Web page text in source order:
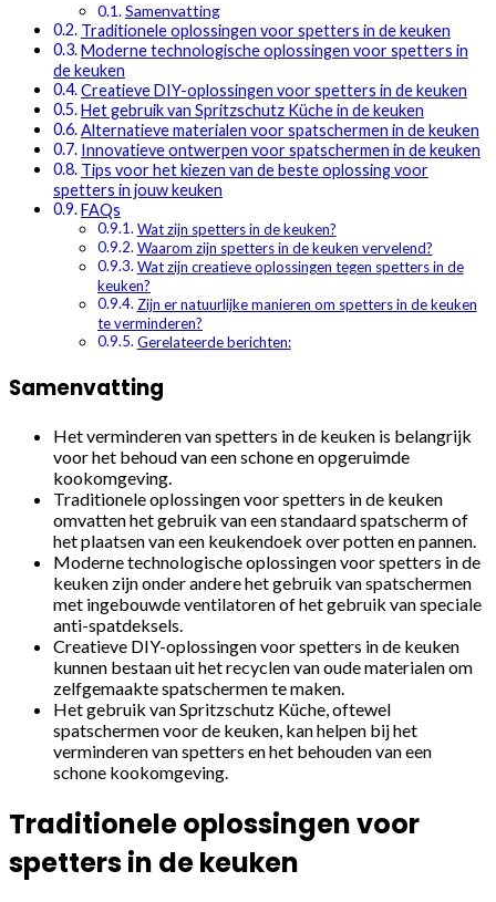
Samenvatting
Traditionele oplossingen voor spetters in de keuken
Moderne technologische oplossingen voor spetters in
de keuken
Creatieve DIY-oplossingen voor spetters in de keuken
Het gebruik van Spritzschutz Küche in de keuken
Alternatieve materialen voor spatschermen in de keuken
Innovatieve ontwerpen voor spatschermen in de keuken
Tips voor het kiezen van de beste oplossing voor
spetters in jouw keuken
FAQs
Wat zijn spetters in de keuken?
Waarom zijn spetters in de keuken vervelend?
Wat zijn creatieve oplossingen tegen spetters in de
keuken?
Zijn er natuurlijke manieren om spetters in de keuken
te verminderen?
Gerelateerde berichten:
Samenvatting
Het verminderen van spetters in de keuken is belangrijk
voor het behoud van een schone en opgeruimde
kookomgeving.
Traditionele oplossingen voor spetters in de keuken
omvatten het gebruik van een standaard spatscherm of
het plaatsen van een keukendoek over potten en pannen.
Moderne technologische oplossingen voor spetters in de
keuken zijn onder andere het gebruik van spatschermen
met ingebouwde ventilatoren of het gebruik van speciale
anti-spatdeksels.
Creatieve DIY-oplossingen voor spetters in de keuken
kunnen bestaan uit het recyclen van oude materialen om
zelfgemaakte spatschermen te maken.
Het gebruik van Spritzschutz Küche, oftewel
spatschermen voor de keuken, kan helpen bij het
verminderen van spetters en het behouden van een
schone kookomgeving.
Traditionele oplossingen voor
spetters in de keuken